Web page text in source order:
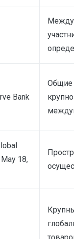
Bank
Общие
18,